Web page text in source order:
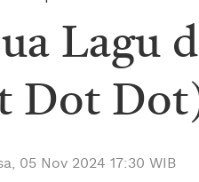
Lagu
Dot
05 Nov 2024 17:30 WIB